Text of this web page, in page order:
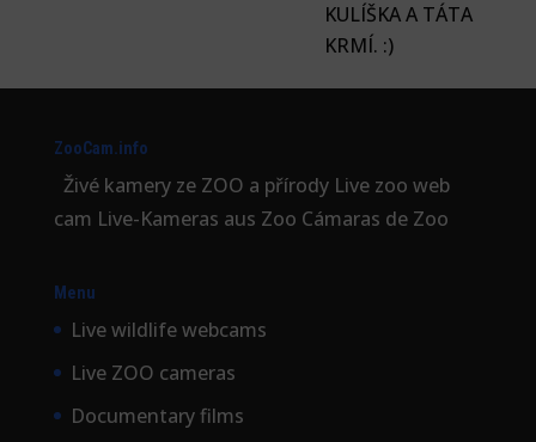
KULÍŠKA A TÁTA
KRMÍ. :)
ZooCam.info
Živé kamery ze ZOO a přírody Live zoo web
cam Live-Kameras aus Zoo Cámaras de Zoo
Menu
Live wildlife webcams
Live ZOO cameras
Documentary films